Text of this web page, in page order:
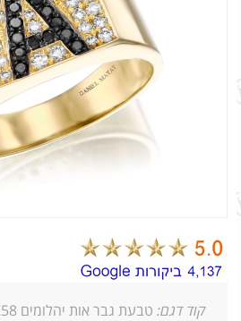
קוד דגם: טבעת גבר אות יהלומים RK58